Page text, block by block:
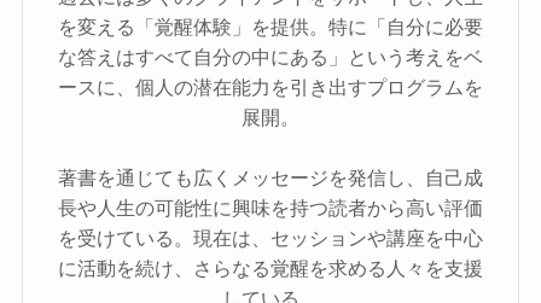
を変える「覚醒体験」を提供。特に「自分に必要
な答えはすべて自分の中にある」という考えをベ
ースに、個人の潜在能力を引き出すプログラムを
展開。
著書を通じても広くメッセージを発信し、自己成
長や人生の可能性に興味を持つ読者から高い評価
を受けている。現在は、セッションや講座を中心
に活動を続け、さらなる覚醒を求める人々を支援
している。